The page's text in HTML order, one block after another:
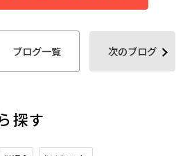
ブログ一覧 次のブログ
探す